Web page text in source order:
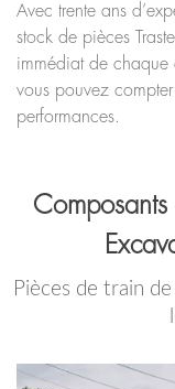
Avec trente ans
stock de pièces
immédiat de chaque
vous pouvez
performances.
Pièces de train